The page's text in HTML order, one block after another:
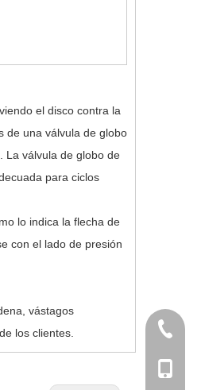
el disco contra la
de una válvula de globo
La válvula de globo de
para ciclos
lo indica la flecha de
con el lado de presión
vástagos
los clientes.
+86-